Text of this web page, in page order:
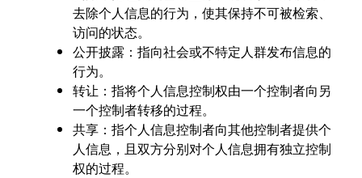
去除个人信息的行为，使其保持不可被检索、
访问的状态。
公开披露：指向社会或不特定人群发布信息的
行为。
转让：指将个人信息控制权由一个控制者向另
一个控制者转移的过程。
共享：指个人信息控制者向其他控制者提供个
人信息，且双方分别对个人信息拥有独立控制
权的过程。